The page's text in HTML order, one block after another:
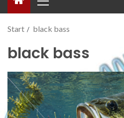
Start black bass
black bass